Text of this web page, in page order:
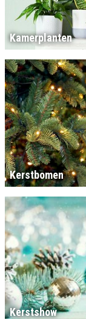
Kamerplanten
Kerstbomen
Kerstshow